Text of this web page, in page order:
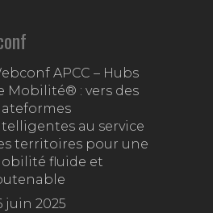
APCC – Hubs
Mobilité® : vers des
au service
territoires pour une
fluide et
juin 2025